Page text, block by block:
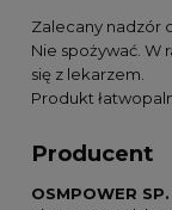
Zalecany nadzór
Nie spożywać. W
się z lekarzem.
Produkt
Producent
OSMPOWER